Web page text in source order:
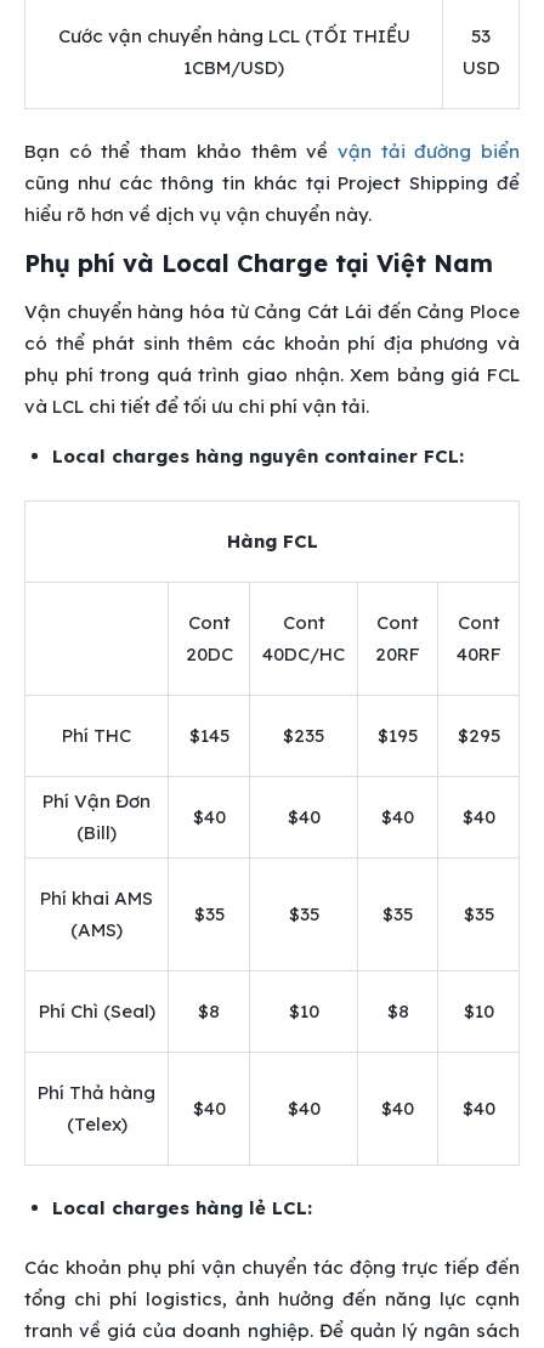
Cước vận chuyển hàng LCL (TỐI THIỂU
1CBM/USD)
53
USD
Bạn có thể tham khảo thêm về vận tải đường biển
cũng như các thông tin khác tại Project Shipping để
hiểu rõ hơn về dịch vụ vận chuyển này.
Phụ phí và Local Charge tại Việt Nam
Vận chuyển hàng hóa từ Cảng Cát Lái đến Cảng Ploce
có thể phát sinh thêm các khoản phí địa phương và
phụ phí trong quá trình giao nhận. Xem bảng giá FCL
và LCL chi tiết để tối ưu chi phí vận tải.
Local charges hàng nguyên container FCL:
Hàng FCL
Cont
20DC
Cont
40DC/HC
Cont
20RF
Cont
40RF
Phí THC $145 $235 $195 $295
Phí Vận Đơn
(Bill)
$40 $40 $40 $40
Phí khai AMS
(AMS)
$35 $35 $35 $35
Phí Chì (Seal) $8 $10 $8 $10
Phí Thả hàng
(Telex)
$40 $40 $40 $40
Local charges hàng lẻ LCL:
Các khoản phụ phí vận chuyển tác động trực tiếp đến
tổng chi phí logistics, ảnh hưởng đến năng lực cạnh
tranh về giá của doanh nghiệp. Để quản lý ngân sách